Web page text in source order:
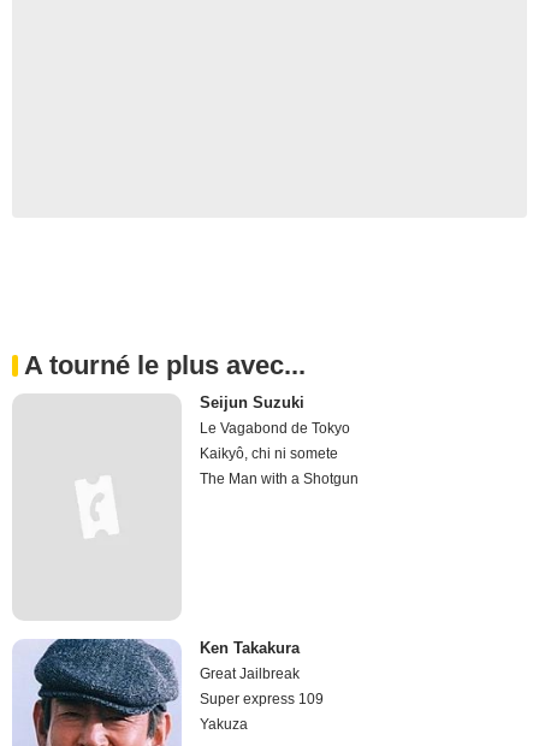
A tourné le plus avec...
Seijun Suzuki
Le Vagabond de Tokyo
Kaikyô, chi ni somete
The Man with a Shotgun
Ken Takakura
Great Jailbreak
Super express 109
Yakuza